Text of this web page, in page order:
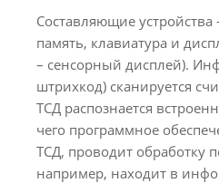
Составляющие устройства
память, клавиатура и
– сенсорный дисплей).
штрихкод) сканируется
ТСД распознается
чего программное
ТСД, проводит обработку
например, находит в